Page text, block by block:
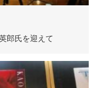
郎氏を迎えて